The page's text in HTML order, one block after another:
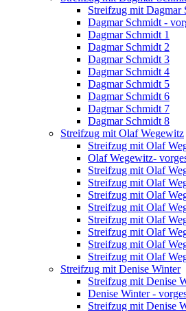
Streifzug mit Dagmar
Dagmar Schmidt -
Dagmar Schmidt 1
Dagmar Schmidt 2
Dagmar Schmidt 3
Dagmar Schmidt 4
Dagmar Schmidt 5
Dagmar Schmidt 6
Dagmar Schmidt 7
Dagmar Schmidt 8
Streifzug mit Olaf Wegewitz
Streifzug mit Olaf
Olaf Wegewitz-
Streifzug mit Olaf
Streifzug mit Olaf
Streifzug mit Olaf
Streifzug mit Olaf
Streifzug mit Olaf
Streifzug mit Olaf
Streifzug mit Olaf
Streifzug mit Olaf
Streifzug mit Denise Winter
Streifzug mit Denise
Denise Winter -
Streifzug mit Denise